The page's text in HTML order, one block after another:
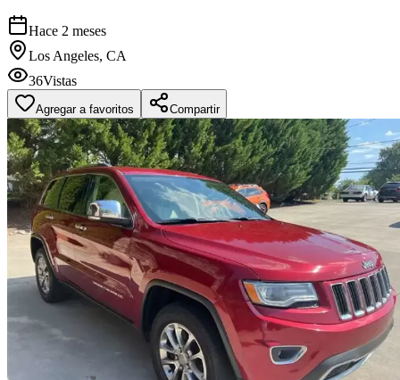
Hace 2 meses
Los Angeles, CA
36Vistas
Agregar a favoritos Compartir